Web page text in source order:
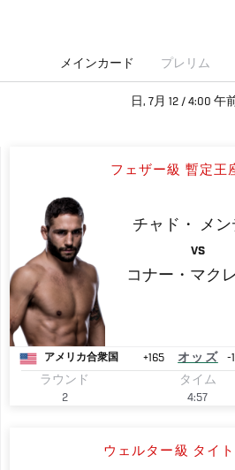
メインカード プレリム
日, 7月 12 / 4:00 午
フェザー級 暫定王
チャド・ メン
VS
コナー・マク
アメリカ合衆国 +165 オッズ -
ラウンド
2
タイム
4:57
ウェルター級 タイ